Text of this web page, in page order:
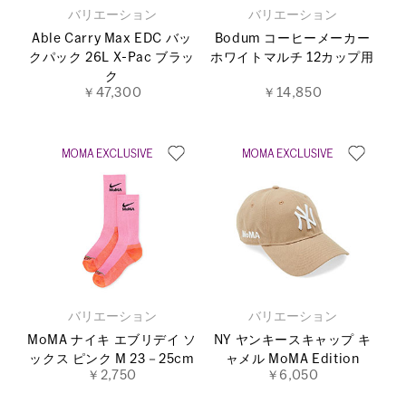
バリエーション
Able Carry Max EDC バッ
クパック 26L X-Pac ブラッ
ク
￥47,300
バリエーション
Bodum コーヒーメーカー
ホワイトマルチ 12カップ用
￥14,850
バリエーション
MoMA ナイキ エブリデイ ソ
ックス ピンク M 23－25cm
￥2,750
バリエーション
NY ヤンキースキャップ キ
ャメル MoMA Edition
￥6,050